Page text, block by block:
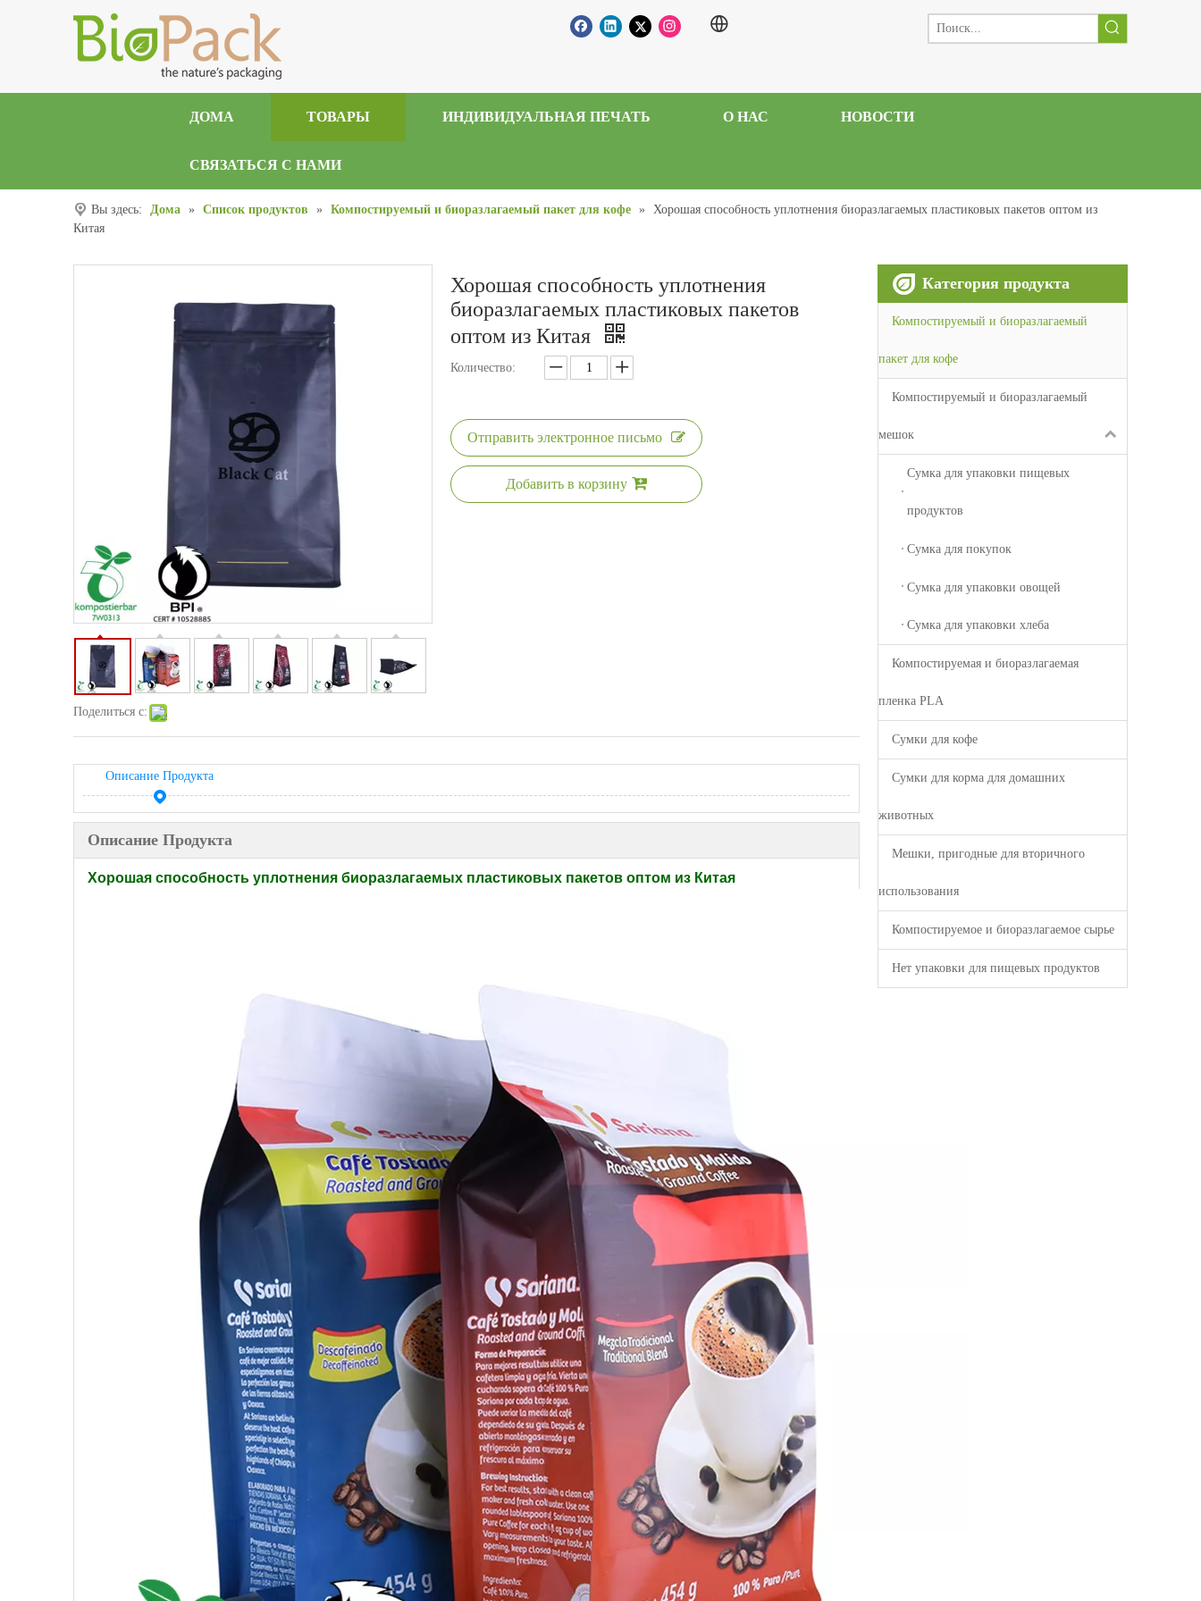
ДОМА ТОВАРЫ ИНДИВИДУАЛЬНАЯ ПЕЧАТЬ О НАС НОВОСТИ
СВЯЗАТЬСЯ С НАМИ
Вы здесь: Дома » Список продуктов » Компостируемый и биоразлагаемый пакет для кофе »
Хорошая способность уплотнения биоразлагаемых пластиковых пакетов оптом из
Китая
Поделиться с:
Хорошая способность уплотнения
биоразлагаемых пластиковых пакетов
оптом из Китая
Количество:
Отправить электронное письмо
Добавить в корзину
Описание Продукта
Описание Продукта
Хорошая способность уплотнения биоразлагаемых пластиковых пакетов оптом из Китая
Категория продукта
Компостируемый и биоразлагаемый
пакет для кофе
Компостируемый и биоразлагаемый
мешок
Сумка для упаковки пищевых
продуктов
Сумка для покупок
Сумка для упаковки овощей
Сумка для упаковки хлеба
Компостируемая и биоразлагаемая
пленка PLA
Сумки для кофе
Сумки для корма для домашних
животных
Мешки, пригодные для вторичного
использования
Компостируемое и биоразлагаемое сырье
Нет упаковки для пищевых продуктов